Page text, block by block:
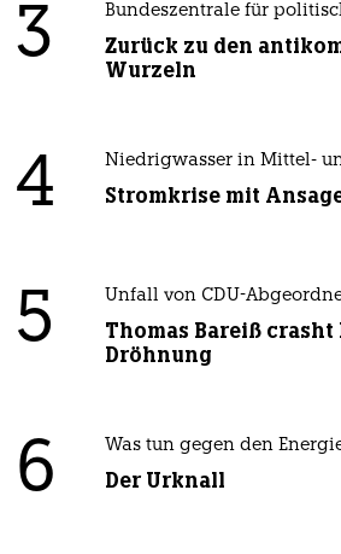
3 Bundeszentrale für
Zurück zu den
Wurzeln
4 Niedrigwasser in Mittel-
Stromkrise mit
5 Unfall von CDU-
Thomas Bareiß
Dröhnung
6 Was tun gegen den
Der Urknall